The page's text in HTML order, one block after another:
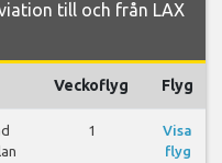
till och från LAX
Veckoflyg Flyg
1
Visa
flyg